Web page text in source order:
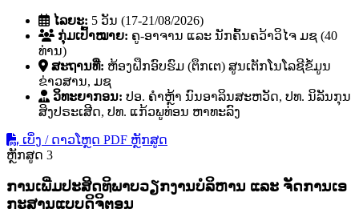
ໄລຍະ: 5 ວັນ (17-21/08/2026)
ກຸ່ມເປົ້າໝາຍ: ຄູ-ອາຈານ ແລະ ນັກຄົ້ນຄວ້າວິໄຈ ມຊ (40
ທ່ານ)
ສະຖານທີ່: ຫ້ອງຝຶກອົບຮົມ (ຕຶກເຕ) ສູນເຕັກໂນໂລຊີຂໍ້ມູນ
ຂ່າວສານ, ມຊ
ວິທະຍາກອນ: ປອ. ຄໍາຫຼ້າ ນົນອາລິນສະຫວັດ, ປທ. ນິລັນກຸນ
ສິງປຣະເສີດ, ປທ. ແກ້ວພູທ່ອນ ຫາທະລົງ
ເບິ່ງ / ດາວໂຫຼດ PDF ຫຼັກສູດ
ຫຼັກສູດ 3
ການເພີ່ມປະສິດທິພາບວຽກງານບໍລິຫານ ແລະ ຈັດການເອ
ກະສານແບບດິຈິຕອນ